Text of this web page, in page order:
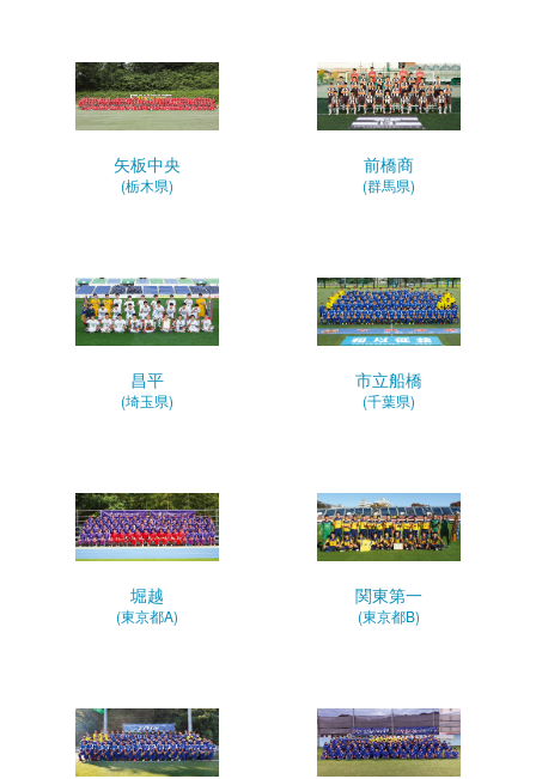
矢板中央
(栃木県)
前橋商
(群馬県)
昌平
(埼玉県)
市立船橋
(千葉県)
堀越
(東京都A)
関東第一
(東京都B)